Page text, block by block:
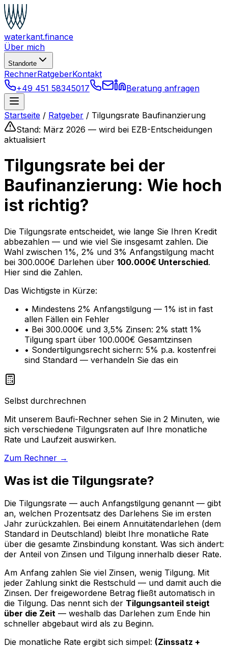
waterkant.finance
Über mich
Standorte
RechnerRatgeberKontakt
+49 451 58345017
Beratung anfragen
Startseite / Ratgeber / Tilgungsrate Baufinanzierung
Stand: März 2026 — wird bei EZB-Entscheidungen
aktualisiert
Tilgungsrate bei der
Baufinanzierung: Wie hoch
ist richtig?
Die Tilgungsrate entscheidet, wie lange Sie Ihren Kredit
abbezahlen — und wie viel Sie insgesamt zahlen. Die
Wahl zwischen 1%, 2% und 3% Anfangstilgung macht
bei 300.000€ Darlehen über 100.000€ Unterschied.
Hier sind die Zahlen.
Das Wichtigste in Kürze:
• Mindestens 2% Anfangstilgung — 1% ist in fast
allen Fällen ein Fehler
• Bei 300.000€ und 3,5% Zinsen: 2% statt 1%
Tilgung spart über 100.000€ Gesamtzinsen
• Sondertilgungsrecht sichern: 5% p.a. kostenfrei
sind Standard — verhandeln Sie das ein
Selbst durchrechnen
Mit unserem Baufi-Rechner sehen Sie in 2 Minuten, wie
sich verschiedene Tilgungsraten auf Ihre monatliche
Rate und Laufzeit auswirken.
Zum Rechner →
Was ist die Tilgungsrate?
Die Tilgungsrate — auch Anfangstilgung genannt — gibt
an, welchen Prozentsatz des Darlehens Sie im ersten
Jahr zurückzahlen. Bei einem Annuitätendarlehen (dem
Standard in Deutschland) bleibt Ihre monatliche Rate
über die gesamte Zinsbindung konstant. Was sich ändert:
der Anteil von Zinsen und Tilgung innerhalb dieser Rate.
Am Anfang zahlen Sie viel Zinsen, wenig Tilgung. Mit
jeder Zahlung sinkt die Restschuld — und damit auch die
Zinsen. Der freigewordene Betrag fließt automatisch in
die Tilgung. Das nennt sich der Tilgungsanteil steigt
über die Zeit — weshalb das Darlehen zum Ende hin
schneller abgebaut wird als zu Beginn.
Die monatliche Rate ergibt sich simpel: (Zinssatz +